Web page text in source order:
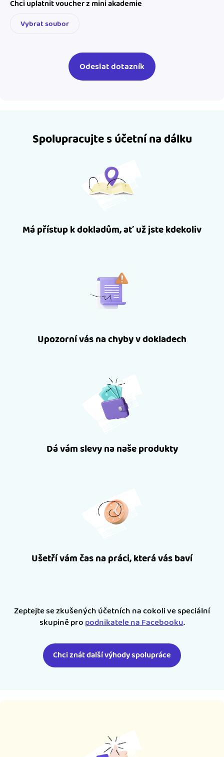
Chci uplatnit voucher z mini akademie
Vybrat soubor
Spolupracujte s účetní na dálku
Má přístup k dokladům, ať už jste kdekoliv
Upozorní vás na chyby v dokladech
Dá vám slevy na naše produkty
Ušetří vám čas na práci, která vás baví
Zeptejte se zkušených účetních na cokoli ve speciální
skupině propodnikatele na Facebooku.
Chci znát další výhody spolupráce